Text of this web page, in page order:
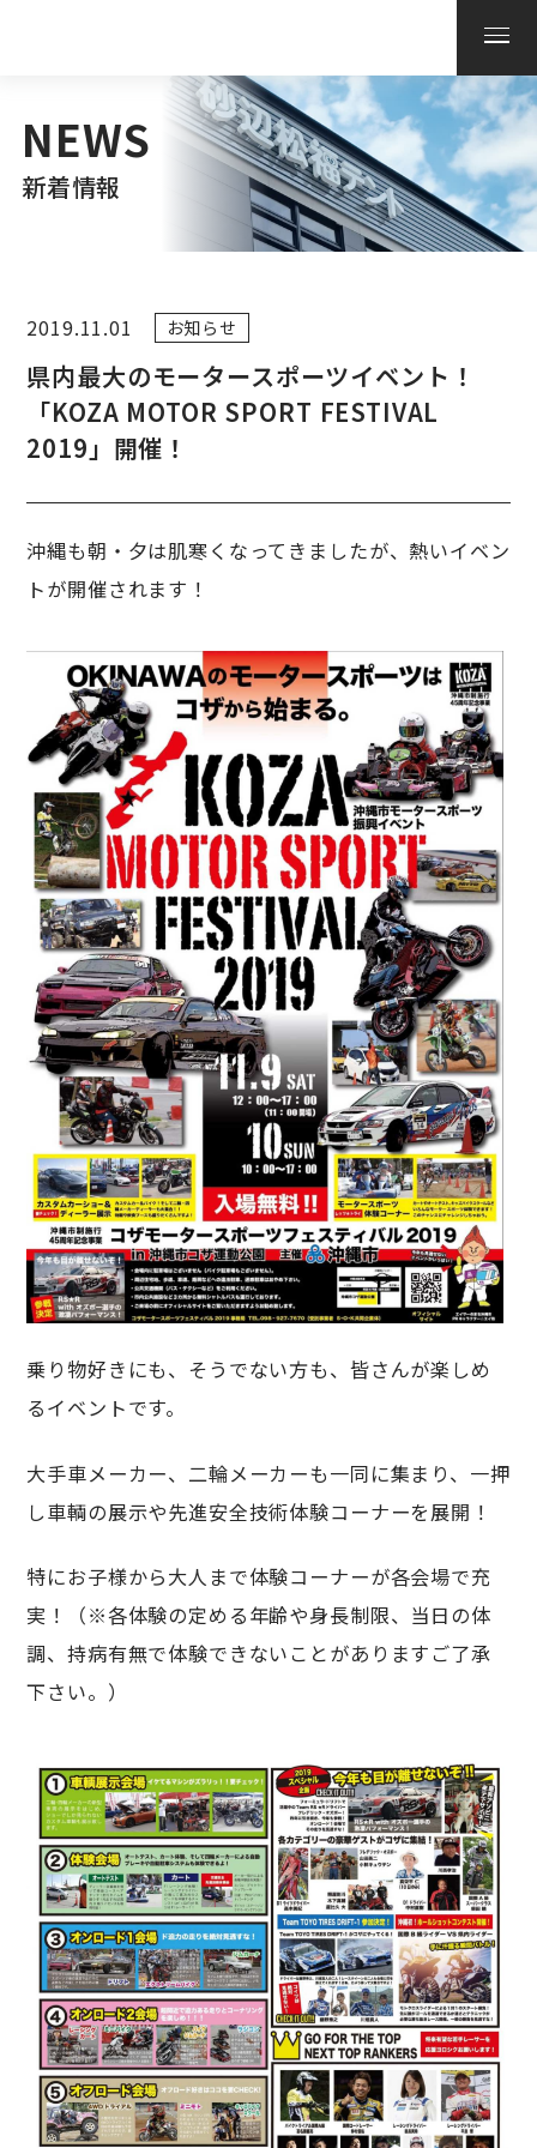
NEWS
新着情報
県内最大のモータースポーツイベント！
「KOZA MOTOR SPORT FESTIVAL
2019」開催！
2019.11.01 お知らせ
沖縄も朝・夕は肌寒くなってきましたが、熱いイベン
トが開催されます！
乗り物好きにも、そうでない方も、皆さんが楽しめ
るイベントです。
大手車メーカー、二輪メーカーも一同に集まり、一押
し車輌の展示や先進安全技術体験コーナーを展開！
特にお子様から大人まで体験コーナーが各会場で充
実！（※各体験の定める年齢や身長制限、当日の体
調、持病有無で体験できないことがありますご了承
下さい。）